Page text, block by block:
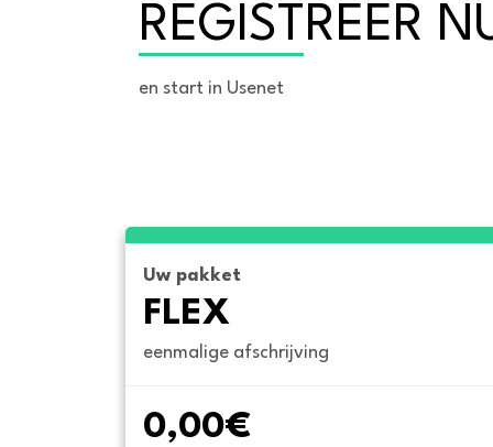
REGISTREER
en start in Usenet
Uw pakket
FLEX
eenmalige afschrijving
0,00€